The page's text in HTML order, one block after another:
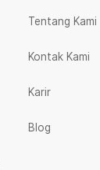
Tentang Kami
Kontak Kami
Karir
Blog